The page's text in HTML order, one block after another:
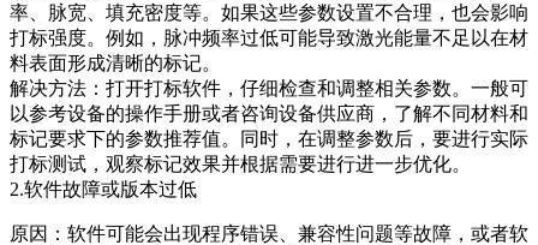
率、脉宽、填充密度等。如果这些参数设置不合理，也会影响
打标强度。例如，脉冲频率过低可能导致激光能量不足以在材
料表面形成清晰的标记。
解决方法：打开打标软件，仔细检查和调整相关参数。一般可
以参考设备的操作手册或者咨询设备供应商，了解不同材料和
标记要求下的参数推荐值。同时，在调整参数后，要进行实际
打标测试，观察标记效果并根据需要进行进一步优化。
2.软件故障或版本过低
原因：软件可能会出现程序错误、兼容性问题等故障，或者软